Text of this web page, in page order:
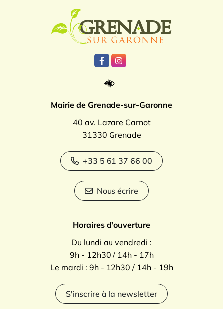
Lien vers le compte Facebook
Lien vers le compte
Mairie de Grenade-sur-Garonne
40 av. Lazare Carnot
31330 Grenade
+33 5 61 37 66 00
Nous écrire
Horaires d'ouverture
Du lundi au vendredi :
9h - 12h30 / 14h - 17h
Le mardi : 9h - 12h30 / 14h - 19h
S'inscrire à la newsletter